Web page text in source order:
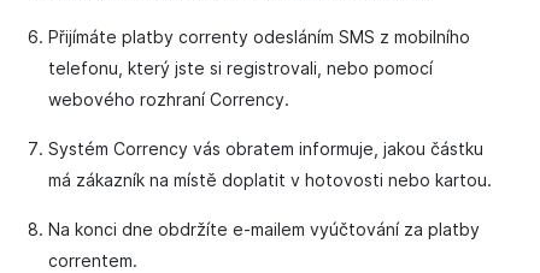
Přijímáte platby correnty odesláním SMS z mobilního
telefonu, který jste si registrovali, nebo pomocí
webového rozhraní Corrency.
Systém Corrency vás obratem informuje, jakou částku
má zákazník na místě doplatit v hotovosti nebo kartou.
Na konci dne obdržíte e-mailem vyúčtování za platby
correntem.